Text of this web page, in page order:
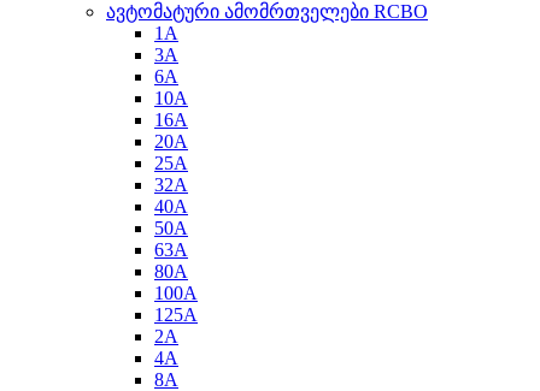
ავტომატური ამომრთველები RCBO
1A
3A
6A
10A
16A
20A
25A
32A
40A
50A
63A
80A
100A
125A
2A
4A
8A